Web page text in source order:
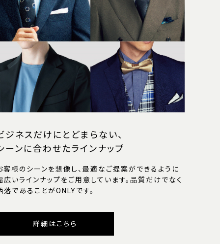
ジネスだけにとどまらない、
ーンに合わせたラインナップ
客様のシーンを想像し、最適なご提案ができるように
広いラインナップをご用意しています。品質だけでなく
落であることがONLYです。
詳細はこちら